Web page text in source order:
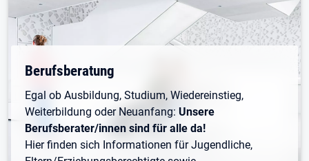
Berufsberatung
Egal ob Ausbildung, Studium, Wiedereinstieg,
Weiterbildung oder Neuanfang: Unsere
Berufsberater/innen sind für alle da!
Hier finden sich Informationen für Jugendliche,